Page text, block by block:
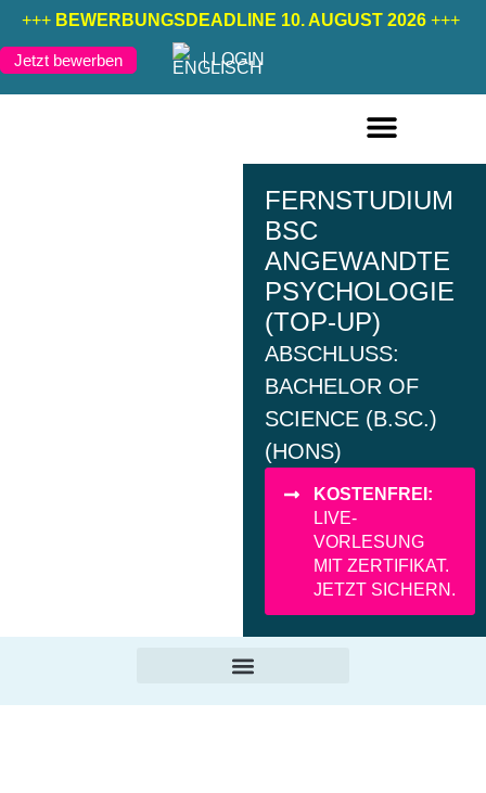
+++ BEWERBUNGSDEADLINE 10. AUGUST 2026 +++
Jetzt bewerben LOGIN
FERNSTUDIUM
BSC
ANGEWANDTE
PSYCHOLOGIE
(TOP-UP)
ABSCHLUSS:
BACHELOR OF
SCIENCE (B.SC.)
(HONS)
KOSTENFREI:
LIVE-
VORLESUNG
MIT ZERTIFIKAT.
JETZT SICHERN.